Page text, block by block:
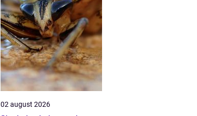
02 august 2026